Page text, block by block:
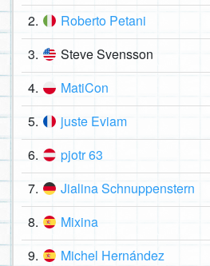
2. Roberto Petani
3. Steve Svensson
4. MatiCon
5. juste Eviam
6. pjotr 63
7. Jialina Schnuppenstern
8. Mixina
9. Michel Hernández